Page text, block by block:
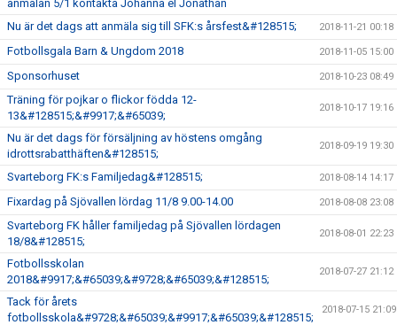
anmälan 5/1 kontakta Johanna el Jonathan
Nu är det dags att anmäla sig till SFK:s årsfest&#128515; 2018-11-21 00:18
Fotbollsgala Barn & Ungdom 2018 2018-11-05 15:00
Sponsorhuset 2018-10-23 08:49
Träning för pojkar o flickor födda 12-
13&#128515;&#9917;&#65039;
2018-10-17 19:16
Nu är det dags för försäljning av höstens omgång
idrottsrabatthäften&#128515;
2018-09-19 19:30
Svarteborg FK:s Familjedag&#128515; 2018-08-14 14:17
Fixardag på Sjövallen lördag 11/8 9.00-14.00 2018-08-08 23:08
Svarteborg FK håller familjedag på Sjövallen lördagen
18/8&#128515;
2018-08-01 22:23
Fotbollsskolan
2018&#9917;&#65039;&#9728;&#65039;&#128515;
2018-07-27 21:12
Tack för årets
fotbollsskola&#9728;&#65039;&#9917;&#65039;&#128515;
2018-07-15 21:09